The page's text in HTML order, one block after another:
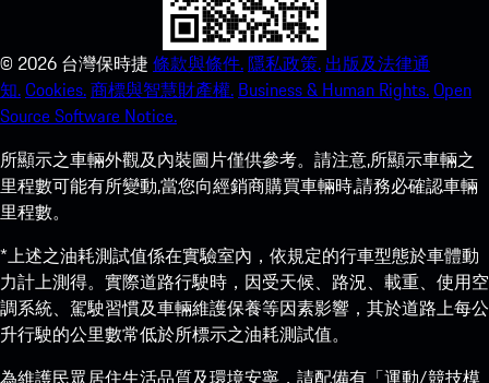
© 2026 台灣保時捷 條款與條件.隱私政策. 出版及法律通
知.Cookies.商標與智慧財產權. Business & Human Rights.Open
Source Software Notice.
所顯示之車輛外觀及內裝圖片僅供參考。請注意,所顯示車輛之
里程數可能有所變動,當您向經銷商購買車輛時,請務必確認車輛
里程數。
*上述之油耗測試值係在實驗室內，依規定的行車型態於車體動
力計上測得。實際道路行駛時，因受天候、路況、載重、使用空
調系統、駕駛習慣及車輛維護保養等因素影響，其於道路上每公
升行駛的公里數常低於所標示之油耗測試值。
為維護民眾居住生活品質及環境安寧，請配備有「運動/競技模